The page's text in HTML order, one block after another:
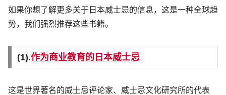
如果你想了解更多关于日本威士忌的信息，这是一种全球趋
势，我们强烈推荐这些书籍。
(1).作为商业教育的日本威士忌
这是世界著名的威士忌评论家、威士忌文化研究所的代表